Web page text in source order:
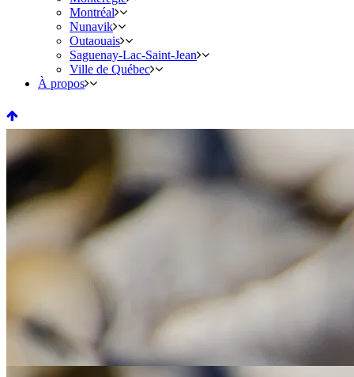
Montréal
Nunavik
Outaouais
Saguenay-Lac-Saint-Jean
Ville de Québec
À propos